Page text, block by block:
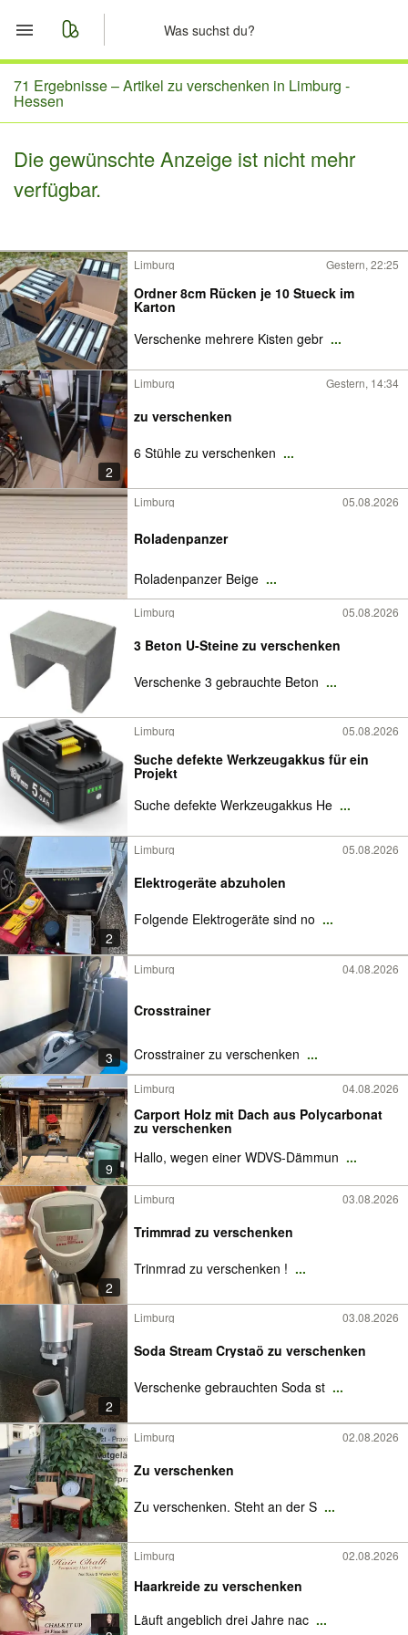
Start
Merkliste
Nachrichten
71 Ergebnisse –Artikel zu verschenken in Limburg -
Hessen
Die gewünschte Anzeige ist nicht mehr
verfügbar.
Limburg Gestern, 22:25
Ordner 8cm Rücken je 10 Stueck im
Karton
Verschenke mehrere Kisten gebr ...
2
Limburg Gestern, 14:34
zu verschenken
6 Stühle zu verschenken ...
Limburg 05.08.2026
Roladenpanzer
Roladenpanzer Beige ...
Limburg 05.08.2026
3 Beton U-Steine zu verschenken
Verschenke 3 gebrauchte Beton ...
Limburg 05.08.2026
Suche defekte Werkzeugakkus für ein
Projekt
Suche defekte Werkzeugakkus He ...
2
Limburg 05.08.2026
Elektrogeräte abzuholen
Folgende Elektrogeräte sind no ...
3
Limburg 04.08.2026
Crosstrainer
Crosstrainer zu verschenken ...
9
Limburg 04.08.2026
Carport Holz mit Dach aus Polycarbonat
zu verschenken
Hallo, wegen einer WDVS-Dämmun ...
2
Limburg 03.08.2026
Trimmrad zu verschenken
Trinmrad zu verschenken ! ...
2
Limburg 03.08.2026
Soda Stream Crystaö zu verschenken
Verschenke gebrauchten Soda st ...
Limburg 02.08.2026
Zu verschenken
Zu verschenken. Steht an der S ...
Limburg 02.08.2026
Haarkreide zu verschenken
Läuft angeblich drei Jahre nac ...